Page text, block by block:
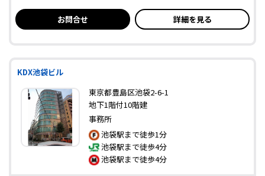
お問合せ 詳細を見る
KDX池袋ビル
東京都豊島区池袋2-6-1
地下1階付10階建
事務所
池袋駅まで徒歩1分
池袋駅まで徒歩4分
池袋駅まで徒歩4分